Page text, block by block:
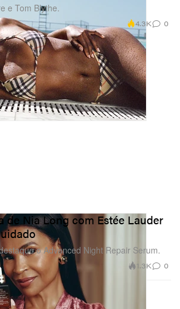
e Tom Blythe.
4.3K 0
de Nia Long com Estée Lauder
o Advanced Night Repair Serum.
1.3K 0